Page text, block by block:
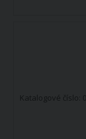
Katalogové číslo: